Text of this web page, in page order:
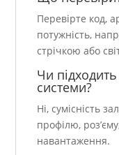
Перевірте код,
потужність,
стрічкою або
Чи
системи?
Ні, сумісність
профілю,
навантаження.